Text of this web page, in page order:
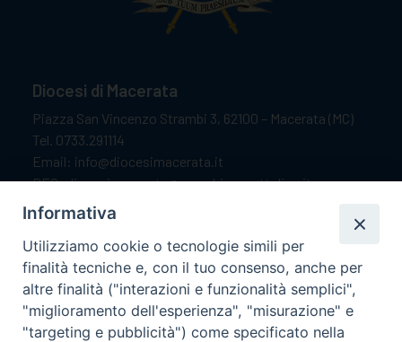
Diocesi di Macerata
Piazza San Vincenzo Strambi 3, 62100 – Macerata (MC)
Tel. 0733.291114
Email: info@diocesimacerata.it
PEC: diocesimacerata@pec.chiesacattolica.it
Comunicazioni urgenti WhatsApp:
Orari di apertura
Dal lunedì al sabato dalle 9.30 alle 12.00.
Il pomeriggio solo su appuntamento.
Informativa
Utilizziamo cookie o tecnologie simili per
finalità tecniche e, con il tuo consenso, anche per
altre finalità ("interazioni e funzionalità semplici",
"miglioramento dell'esperienza", "misurazione" e
"targeting e pubblicità") come specificato nella